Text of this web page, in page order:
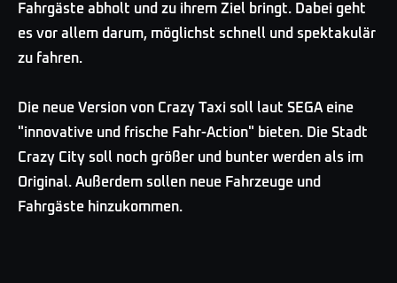
Fahrgäste abholt und zu ihrem Ziel bringt. Dabei geht
es vor allem darum, möglichst schnell und spektakulär
zu fahren.
Die neue Version von Crazy Taxi soll laut SEGA eine
"innovative und frische Fahr-Action" bieten. Die Stadt
Crazy City soll noch größer und bunter werden als im
Original. Außerdem sollen neue Fahrzeuge und
Fahrgäste hinzukommen.